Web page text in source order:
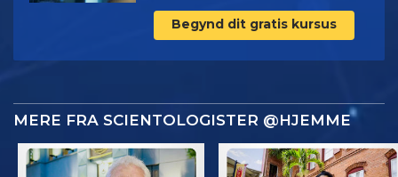
Begynd dit gratis kursus
MERE FRA SCIENTOLOGISTER @HJEMME